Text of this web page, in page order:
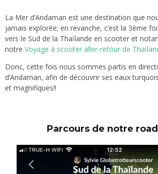
La Mer d’Andaman est une destination que
jamais explorée; en revanche, c’est la 3ème
vers le Sud de la Thaïlande en scooter et
notre Voyage à scooter aller-retour de
Donc, cette fois nous sommes partis en
d’Andaman, afin de découvrir ses eaux
et magnifiques!!
Parcours de notre